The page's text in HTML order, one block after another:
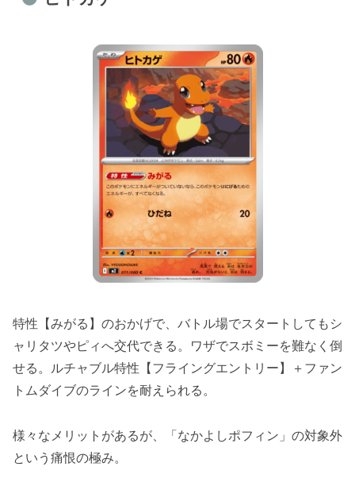
特性【みがる】のおかげで、バトル場でスタートしてもシ
ャリタツやピィへ交代できる。ワザでスボミーを難なく倒
せる。ルチャブル特性【フライングエントリー】＋ファン
トムダイブのラインを耐えられる。
様々なメリットがあるが、「なかよしポフィン」の対象外
という痛恨の極み。